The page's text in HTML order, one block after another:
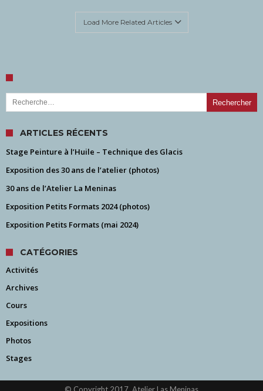
Load More Related Articles
Rechercher :
ARTICLES RÉCENTS
Stage Peinture à l’Huile – Technique des Glacis
Exposition des 30 ans de l’atelier (photos)
30 ans de l’Atelier La Meninas
Exposition Petits Formats 2024 (photos)
Exposition Petits Formats (mai 2024)
CATÉGORIES
Activités
Archives
Cours
Expositions
Photos
Stages